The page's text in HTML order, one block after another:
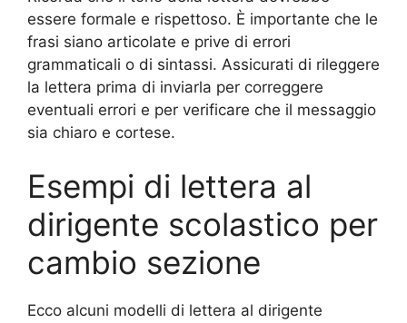
essere formale e rispettoso. È importante che le
frasi siano articolate e prive di errori
grammaticali o di sintassi. Assicurati di rileggere
la lettera prima di inviarla per correggere
eventuali errori e per verificare che il messaggio
sia chiaro e cortese.
Esempi di lettera al
dirigente scolastico per
cambio sezione
Ecco alcuni modelli di lettera al dirigente